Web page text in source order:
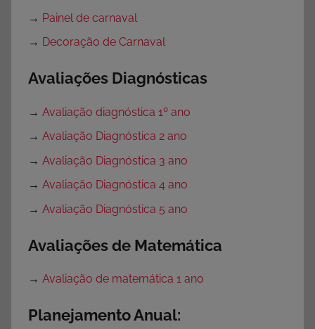
→ Painel de carnaval
→ Decoração de Carnaval
Avaliações Diagnósticas
→ Avaliação diagnóstica 1º ano
→ Avaliação Diagnóstica 2 ano
→ Avaliação Diagnóstica 3 ano
→ Avaliação Diagnóstica 4 ano
→ Avaliação Diagnóstica 5 ano
Avaliações de Matemática
→ Avaliação de matemática 1 ano
Planejamento Anual: